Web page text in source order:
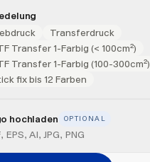
Transferdruck
Transfer 1-Farbig (< 100cm²)
Transfer 1-Farbig (100-300cm²)
fix bis 12 Farben
hinzufügen
hochladen OPTIONAL
EPS, AI, JPG, PNG